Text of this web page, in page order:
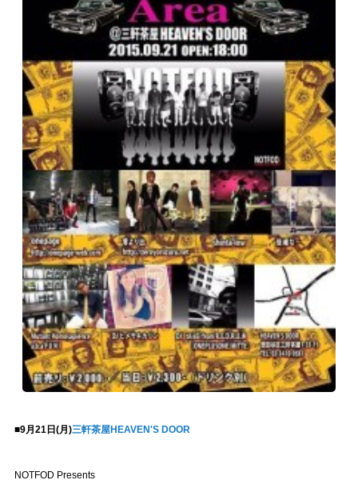
■9月21日(月)三軒茶屋HEAVEN'S DOOR
NOTFOD Presents